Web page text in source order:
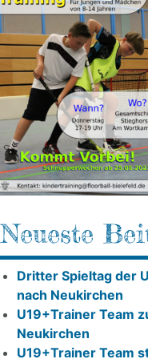
Neueste
Dritter Spieltag der
nach Neukirchen
U19+Trainer Team
Neukirchen
U19+Trainer Team